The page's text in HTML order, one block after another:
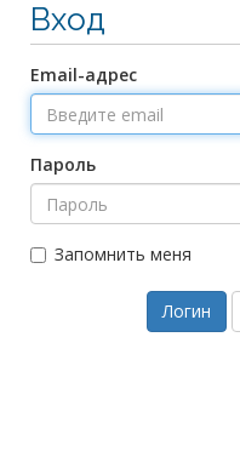
Вход
Email-адрес
Пароль
Запомнить меня